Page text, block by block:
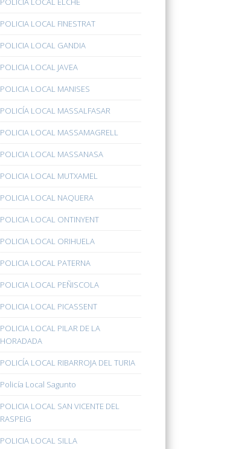
POLICIA LOCAL FINESTRAT
POLICIA LOCAL GANDIA
POLICIA LOCAL JAVEA
POLICIA LOCAL MANISES
POLICÍA LOCAL MASSALFASAR
POLICIA LOCAL MASSAMAGRELL
POLICIA LOCAL MASSANASA
POLICIA LOCAL MUTXAMEL
POLICIA LOCAL NAQUERA
POLICIA LOCAL ONTINYENT
POLICIA LOCAL ORIHUELA
POLICIA LOCAL PATERNA
POLICIA LOCAL PEÑISCOLA
POLICIA LOCAL PICASSENT
POLICIA LOCAL PILAR DE LA
HORADADA
POLICÍA LOCAL RIBARROJA DEL TURIA
Policía Local Sagunto
POLICIA LOCAL SAN VICENTE DEL
RASPEIG
POLICIA LOCAL SILLA